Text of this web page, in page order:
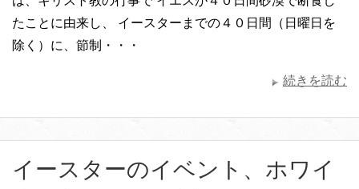
たことに由来し、 イースターまでの４０日間（日曜日を
除く）に、節制・・・
続きを読む
イースターのイベント、ホワイ